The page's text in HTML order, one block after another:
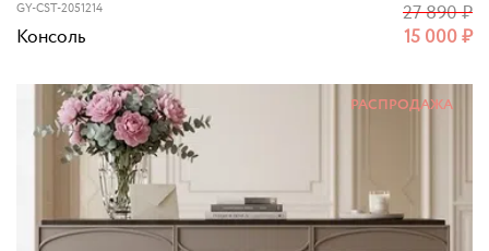
GY-CST-2051214
Консоль 15 000₽
27 890₽
РАСПРОДАЖА